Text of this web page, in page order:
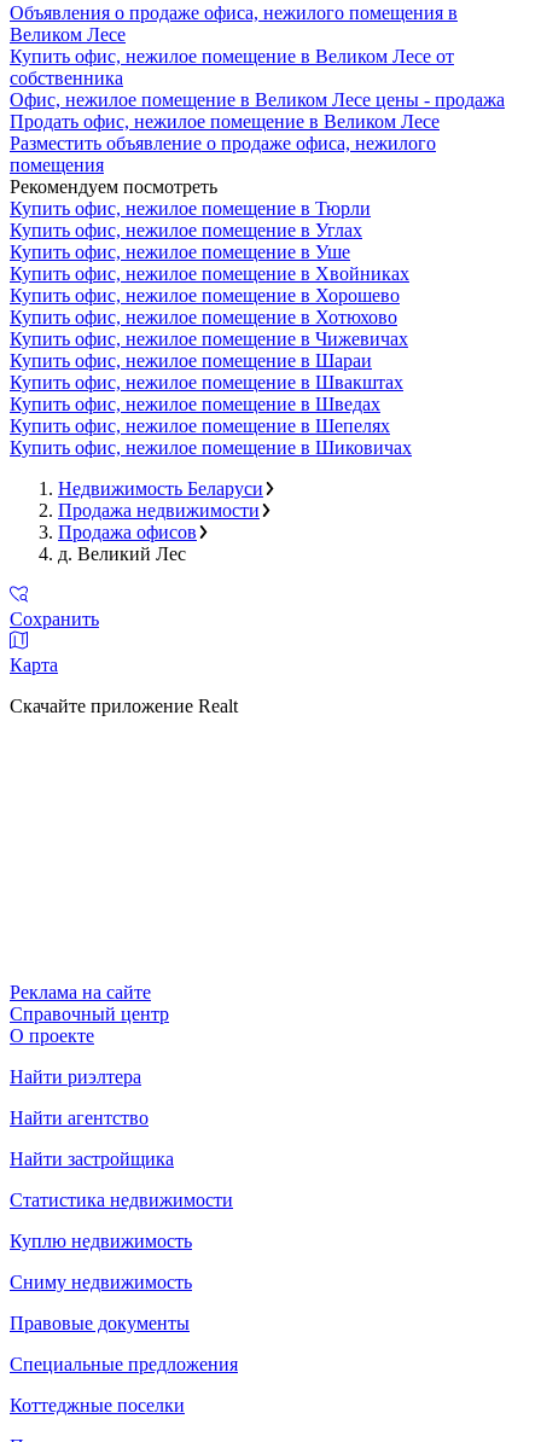
Объявления о продаже офиса, нежилого помещения в
Великом Лесе
Купить офис, нежилое помещение в Великом Лесе от
собственника
Офис, нежилое помещение в Великом Лесе цены - продажа
Продать офис, нежилое помещение в Великом Лесе
Разместить объявление о продаже офиса, нежилого
помещения
Рекомендуем посмотреть
Купить офис, нежилое помещение в Тюрли
Купить офис, нежилое помещение в Углах
Купить офис, нежилое помещение в Уше
Купить офис, нежилое помещение в Хвойниках
Купить офис, нежилое помещение в Хорошево
Купить офис, нежилое помещение в Хотюхово
Купить офис, нежилое помещение в Чижевичах
Купить офис, нежилое помещение в Шараи
Купить офис, нежилое помещение в Швакштах
Купить офис, нежилое помещение в Шведах
Купить офис, нежилое помещение в Шепелях
Купить офис, нежилое помещение в Шиковичах
Недвижимость Беларуси
Продажа недвижимости
Продажа офисов
д. Великий Лес
Сохранить
Карта
Скачайте приложение Realt
Реклама на сайте
Справочный центр
О проекте
Найти риэлтера
Найти агентство
Найти застройщика
Статистика недвижимости
Куплю недвижимость
Сниму недвижимость
Правовые документы
Специальные предложения
Коттеджные поселки